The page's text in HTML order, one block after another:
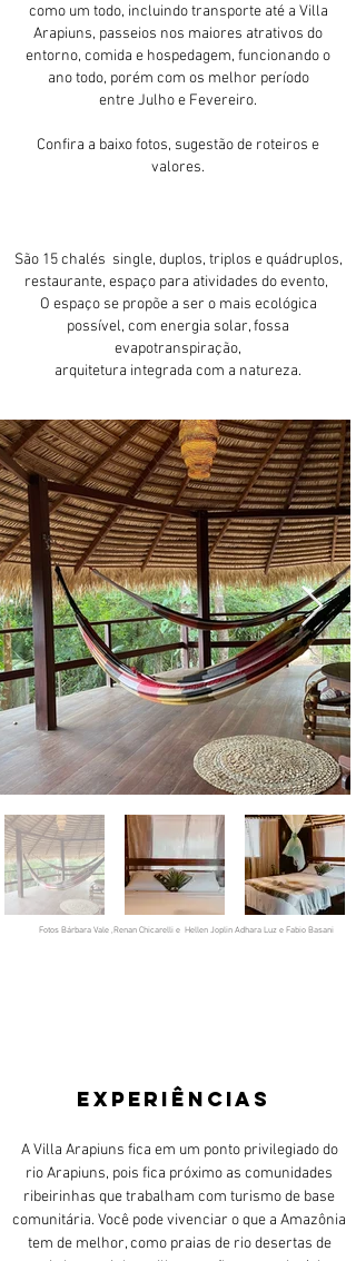
como um todo, incluindo transporte até a Villa
Arapiuns, passeios nos maiores atrativos do
entorno, comida e hospedagem, funcionando o
ano todo, porém com os melhor período
entreJulho e Fevereiro.
Confira a baixo fotos, sugestão de roteiros e
valores.
São 15 chalés single, duplos, triplos e quádruplos,
restaurante, espaço para atividades do evento,
O espaço se propõe a ser o mais ecológica
possível, com energia solar, fossa
evapotranspiração,
arquitetura integrada com a natureza.
Fotos Bárbara Vale ,Renan Chicarelli e Hellen Joplin Adhara Luz e Fabio Basani
EXPERIÊNCIAS
A Villa Arapiuns fica em um ponto privilegiado do
rio Arapiuns, pois fica próximo as comunidades
ribeirinhas que trabalham com turismo de base
comunitária. Você pode vivenciar o que a Amazônia
tem de melhor, como praias de rio desertas de